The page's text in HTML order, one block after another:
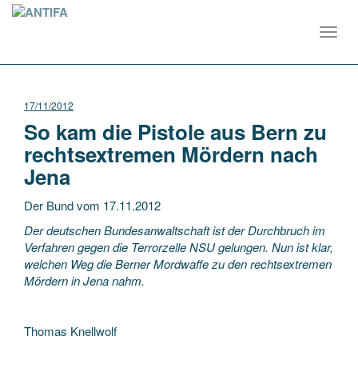
17/11/2012
So kam die Pistole aus Bern zu
rechtsextremen Mördern nach
Jena
Der Bund vom 17.11.2012
Der deutschen Bundesanwaltschaft ist der Durchbruch im
Verfahren gegen die Terrorzelle NSU gelungen. Nun ist klar,
welchen Weg die Berner Mordwaffe zu den rechtsextremen
Mördern in Jena nahm.
Thomas Knellwolf